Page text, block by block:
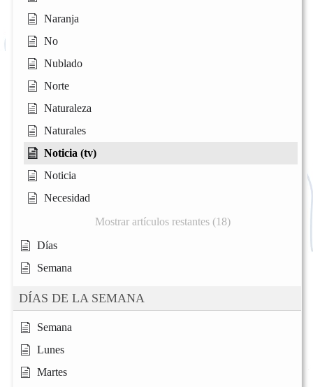
Naranja
No
Nublado
Norte
Naturaleza
Naturales
Noticia (tv)
Noticia
Necesidad
Mostrar artículos restantes (18)
Días
Semana
DÍAS DE LA SEMANA
Semana
Lunes
Martes